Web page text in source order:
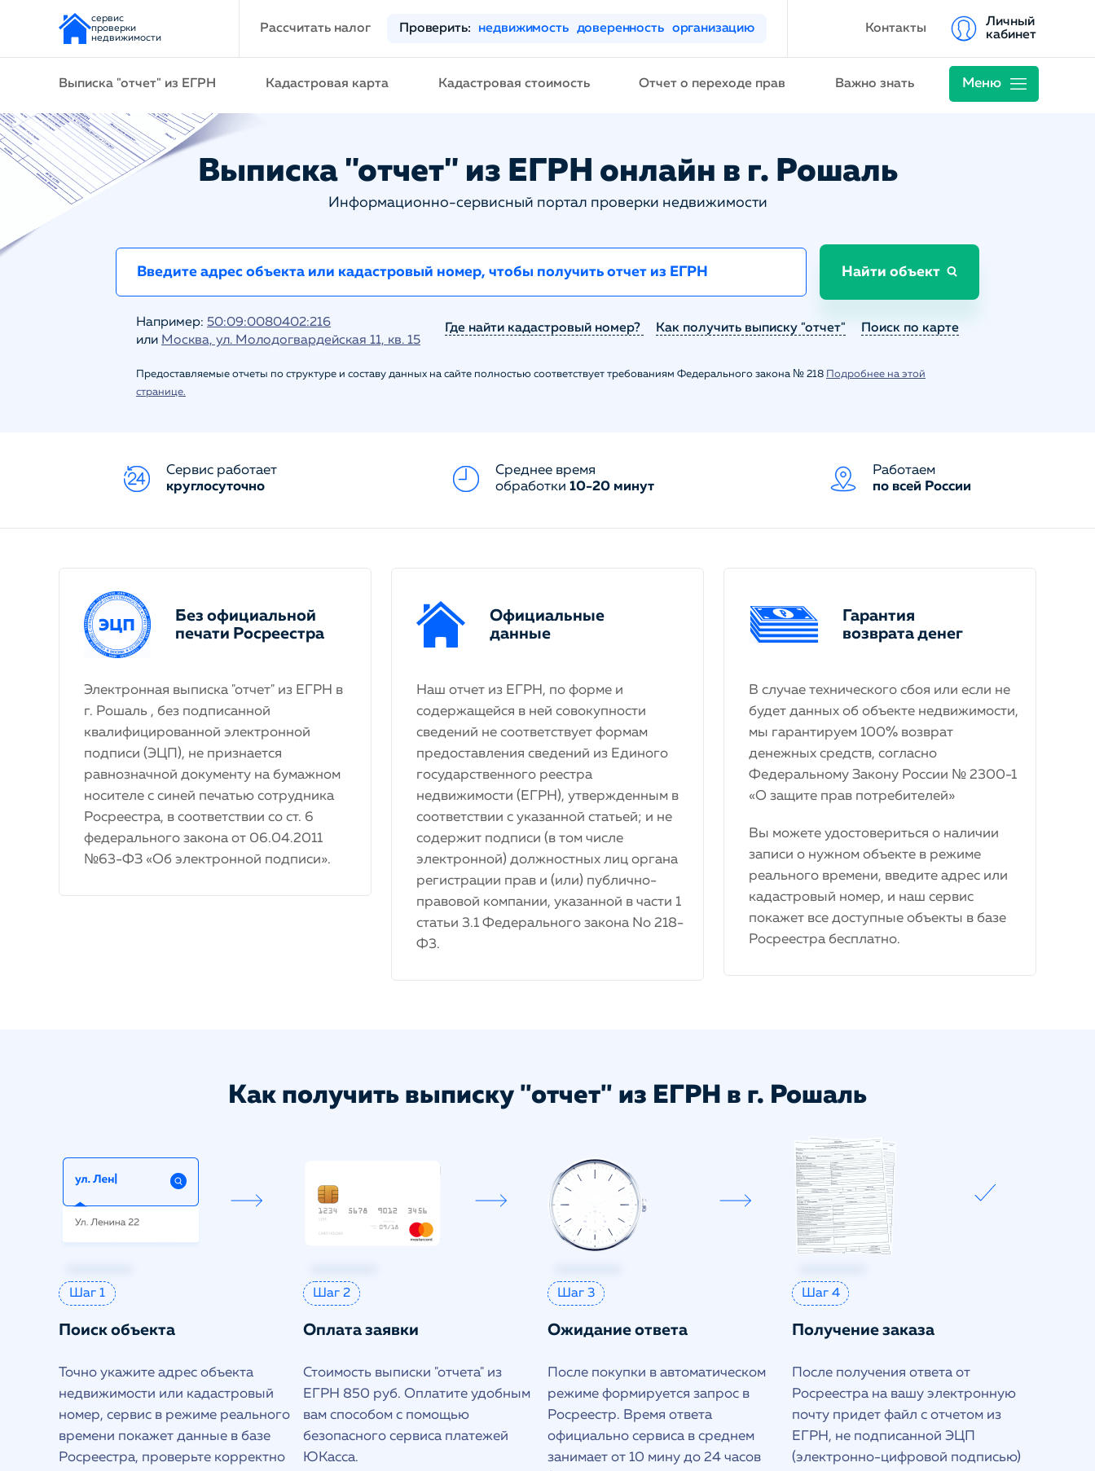
сервис
проверки
недвижимости
Рассчитать налог Проверить: недвижимость доверенность организацию Контакты
Личный
кабинет
Выписка "отчет" из ЕГРН Кадастровая карта Кадастровая стоимость Отчет о переходе прав Важно знать Меню
Выписка "отчет" из ЕГРН онлайн в г. Рошаль
Информационно-сервисный портал проверки недвижимости
Найти объект
Например: 50:09:0080402:216
или Москва, ул. Молодогвардейская 11, кв. 15
Где найти кадастровый номер? Как получить выписку "отчет" Поиск по карте
Предоставляемые отчеты по структуре и составу данных на сайте полностью соответствует требованиям Федерального закона № 218 Подробнее на этой
странице.
Сервис работает
круглосуточно
Среднее время
обработки 10-20 минут
Работаем
по всей России
Без официальной
печати Росреестра
Электронная выписка "отчет" из ЕГРН в
г. Рошаль , без подписанной
квалифицированной электронной
подписи (ЭЦП), не признается
равнозначной документу на бумажном
носителе с синей печатью сотрудника
Росреестра, в соответствии со ст. 6
федерального закона от 06.04.2011
№63-ФЗ «Об электронной подписи».
Официальные
данные
Наш отчет из ЕГРН, по форме и
содержащейся в ней совокупности
сведений не соответствует формам
предоставления сведений из Единого
государственного реестра
недвижимости (ЕГРН), утвержденным в
соответствии с указанной статьей; и не
содержит подписи (в том числе
электронной) должностных лиц органа
регистрации прав и (или) публично-
правовой компании, указанной в части 1
статьи 3.1 Федерального закона No 218-
Ф3.
Гарантия
возврата денег
В случае технического сбоя или если не
будет данных об объекте недвижимости,
мы гарантируем 100% возврат
денежных средств, согласно
Федеральному Закону России № 2300-1
«О защите прав потребителей»
Вы можете удостовериться о наличии
записи о нужном объекте в режиме
реального времени, введите адрес или
кадастровый номер, и наш сервис
покажет все доступные объекты в базе
Росреестра бесплатно.
Как получить выписку "отчет" из ЕГРН в г. Рошаль
Шаг 1
Поиск объекта
Точно укажите адрес объекта
недвижимости или кадастровый
номер, сервис в режиме реального
времени покажет данные в базе
Росреестра, проверьте корректно
Шаг 2
Оплата заявки
Стоимость выписки "отчета" из
ЕГРН 850 руб. Оплатите удобным
вам способом с помощью
безопасного сервиса платежей
ЮКасса.
Шаг 3
Ожидание ответа
После покупки в автоматическом
режиме формируется запрос в
Росреестр. Время ответа
официально сервиса в среднем
занимает от 10 мину до 24 часов
Шаг 4
Получение заказа
После получения ответа от
Росреестра на вашу электронную
почту придет файл с отчетом из
ЕГРН, не подписанной ЭЦП
(электронно-цифровой подписью)